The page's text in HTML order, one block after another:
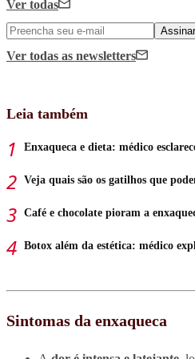
Ver todas
Assinar
Ver todas as newsletters
Leia também
Enxaqueca e dieta: médico
Veja quais são os gatilhos que
Café e chocolate pioram a
Botox além da estética: médico
Sintomas da enxaqueca